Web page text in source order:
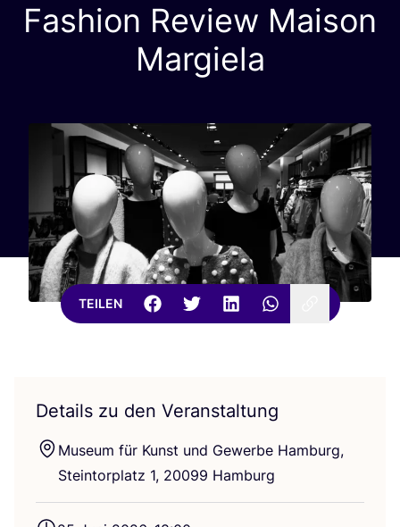
Fashion Review Maison
Margiela
TEILEN
Details zu den Veranstaltung
Muse­um für Kunst und Gewer­be Ham­burg,
Stein­tor­platz 1, 20099 Hamburg